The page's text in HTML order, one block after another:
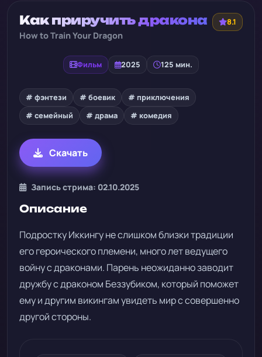
Как приручить дракона
How to Train Your Dragon
8.1
Фильм 2025 125 мин.
# фэнтези # боевик
# приключения
# семейный
# драма # комедия
Скачать
Запись стрима: 02.10.2025
Описание
Подростку Иккингу не слишком близки традиции
его героического племени, много лет ведущего
войну с драконами. Парень неожиданно заводит
дружбу с драконом Беззубиком, который поможет
ему и другим викингам увидеть мир с совершенно
другой стороны.